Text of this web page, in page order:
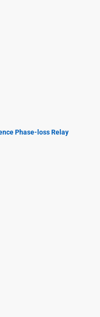
Phase-loss Relay